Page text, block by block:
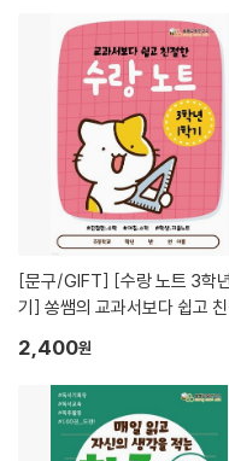
[문구/GIFT]
기] 쏭쌤의 교과서보다 쉽고
육연구소
2,400원